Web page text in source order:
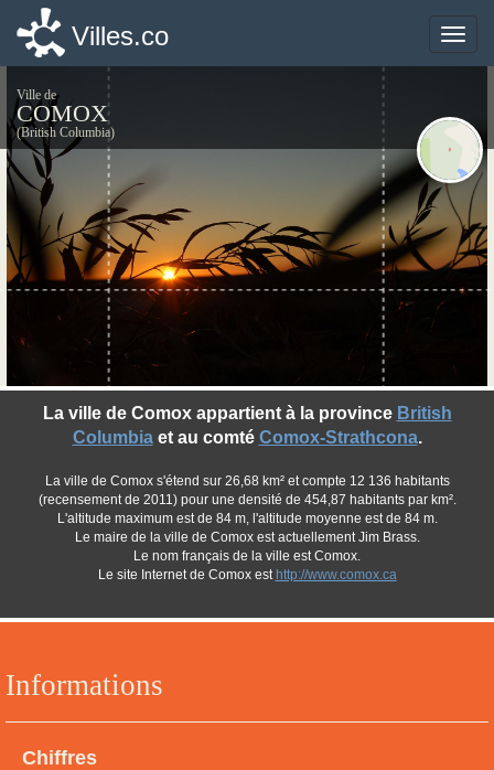
Toggle
Villes.co
Ville de
COMOX
(British Columbia)
Informations
Chiffres
La ville de Comox appartient à la province British
Columbiaet au comté Comox-Strathcona.
La ville de Comox s'étend sur 26,68 km² et compte 12 136 habitants
(recensement de 2011) pour une densité de 454,87 habitants par km².
L'altitude maximum est de 84 m, l'altitude moyenne est de 84 m.
Le maire de la ville de Comox est actuellement Jim Brass.
Le nom français de la ville est Comox.
Le site Internet de Comox est http://www.comox.ca
Toggle
Villes.co